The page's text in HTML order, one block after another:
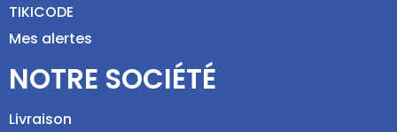
TIKICODE
Mes alertes
NOTRE SOCIÉTÉ
Livraison